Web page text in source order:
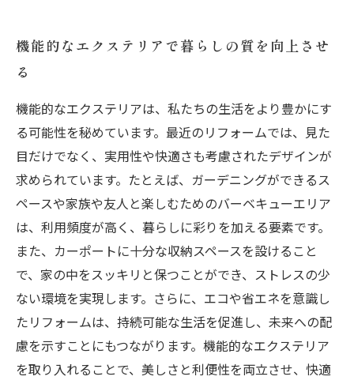
機能的なエクステリアで暮らしの質を向上させ
る
機能的なエクステリアは、私たちの生活をより豊かにす
る可能性を秘めています。最近のリフォームでは、見た
目だけでなく、実用性や快適さも考慮されたデザインが
求められています。たとえば、ガーデニングができるス
ペースや家族や友人と楽しむためのバーベキューエリア
は、利用頻度が高く、暮らしに彩りを加える要素です。
また、カーポートに十分な収納スペースを設けること
で、家の中をスッキリと保つことができ、ストレスの少
ない環境を実現します。さらに、エコや省エネを意識し
たリフォームは、持続可能な生活を促進し、未来への配
慮を示すことにもつながります。機能的なエクステリア
を取り入れることで、美しさと利便性を両立させ、快適